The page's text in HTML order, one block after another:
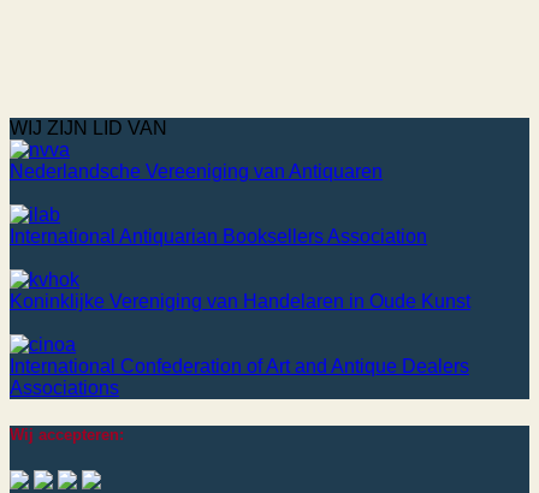
WIJ ZIJN LID VAN
Nederlandsche Vereeniging van Antiquaren
International Antiquarian Booksellers Association
Koninklijke Vereniging van Handelaren in Oude Kunst
International Confederation of Art and Antique Dealers
Associations
Wij accepteren: